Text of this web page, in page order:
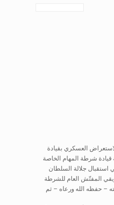
العسكري بقيادة
شرطة المهام الخاصة
جلالة السلطان
المفتّش العام للشرطة
– حفظه الله ورعاه – ثم